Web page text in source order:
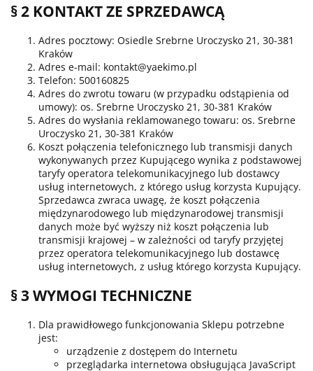
§ 2 KONTAKT ZE SPRZEDAWCĄ
Adres pocztowy: Osiedle Srebrne Uroczysko 21, 30-381
Kraków
Adres e-mail: kontakt@yaekimo.pl
Telefon: 500160825
Adres do zwrotu towaru (w przypadku odstąpienia od
umowy): os. Srebrne Uroczysko 21, 30-381 Kraków
Adres do wysłania reklamowanego towaru: os. Srebrne
Uroczysko 21, 30-381 Kraków
Koszt połączenia telefonicznego lub transmisji danych
wykonywanych przez Kupującego wynika z podstawowej
taryfy operatora telekomunikacyjnego lub dostawcy
usług internetowych, z którego usług korzysta Kupujący.
Sprzedawca zwraca uwagę, że koszt połączenia
międzynarodowego lub międzynarodowej transmisji
danych może być wyższy niż koszt połączenia lub
transmisji krajowej – w zależności od taryfy przyjętej
przez operatora telekomunikacyjnego lub dostawcę
usług internetowych, z usług którego korzysta Kupujący.
§ 3 WYMOGI TECHNICZNE
Dla prawidłowego funkcjonowania Sklepu potrzebne
jest:
urządzenie z dostępem do Internetu
przeglądarka internetowa obsługująca JavaScript